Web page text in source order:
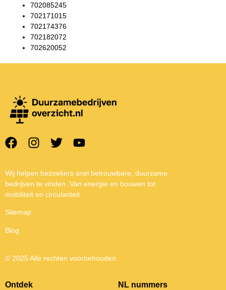
702085245
702171015
702174376
702182072
702620052
Wij helpen bezoekers snel betrouwbare, duurzame
bedrijven te vinden. Van energie en bouwen tot
mobiliteit en circulariteit.
Sitemap
Blog
© 2025 Alle rechten voorbehouden
Ontdek NL nummers